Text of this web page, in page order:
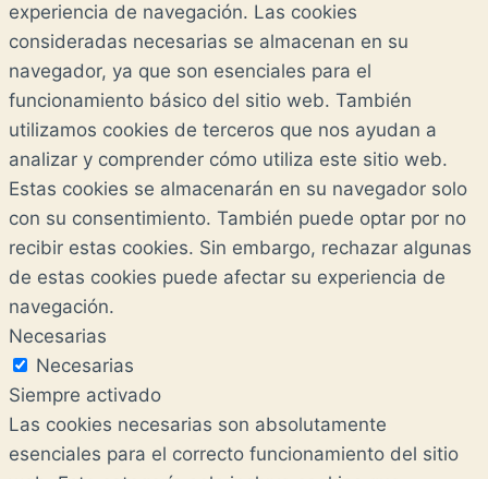
experiencia de navegación. Las cookies
consideradas necesarias se almacenan en su
navegador, ya que son esenciales para el
funcionamiento básico del sitio web. También
utilizamos cookies de terceros que nos ayudan a
analizar y comprender cómo utiliza este sitio web.
Estas cookies se almacenarán en su navegador solo
con su consentimiento. También puede optar por no
recibir estas cookies. Sin embargo, rechazar algunas
de estas cookies puede afectar su experiencia de
navegación.
Necesarias
Necesarias
Siempre activado
Las cookies necesarias son absolutamente
esenciales para el correcto funcionamiento del sitio